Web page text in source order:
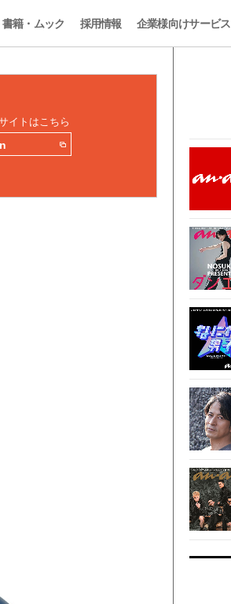
書籍・ムック 採用情報 企業様向けサービス
イトはこちら